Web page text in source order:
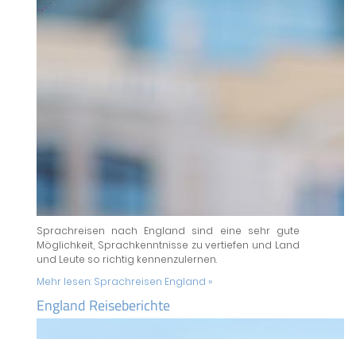
Sprachreisen nach England sind eine sehr gute
Möglichkeit, Sprachkenntnisse zu vertiefen und Land
und Leute so richtig kennenzulernen.
Mehr lesen: Sprachreisen England »
England Reiseberichte